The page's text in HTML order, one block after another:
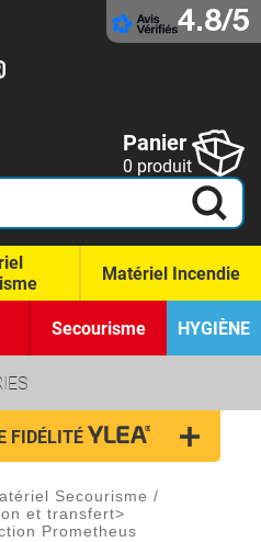
4.8/5
Panier
0 produit
Matériel Incendie
Secourisme HYGIÈNE
FIDÉLITÉ
Secourisme /
et transfert>
Prometheus